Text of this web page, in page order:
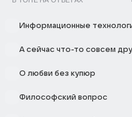
Информационные
А сейчас что-то совсем
О любви без купюр
Философский вопрос